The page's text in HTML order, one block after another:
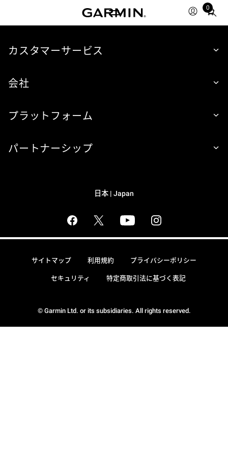
0
Total
カスタマーサービス
会社
プラットフォーム
パートナーシップ
日本 | Japan
© Garmin Ltd. or its subsidiaries. All rights reserved.
サイトマップ 利用規約 プライバシーポリシー
セキュリティ 特定商取引法に基づく表記